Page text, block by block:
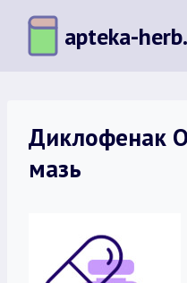
Перейти
содержимому
apteka-
Диклофенак
мазь